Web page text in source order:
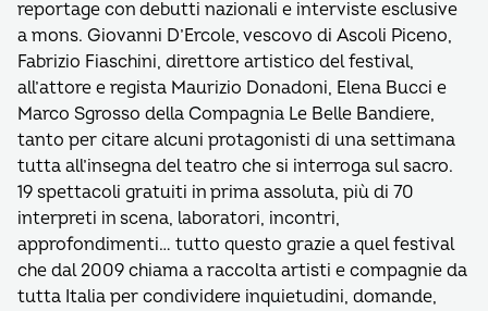
reportage con debutti nazionali e interviste esclusive
a mons. Giovanni D’Ercole, vescovo di Ascoli Piceno,
Fabrizio Fiaschini, direttore artistico del festival,
all’attore e regista Maurizio Donadoni, Elena Bucci e
Marco Sgrosso della Compagnia Le Belle Bandiere,
tanto per citare alcuni protagonisti di una settimana
tutta all’insegna del teatro che si interroga sul sacro.
19 spettacoli gratuiti in prima assoluta, più di 70
interpreti in scena, laboratori, incontri,
approfondimenti… tutto questo grazie a quel festival
che dal 2009 chiama a raccolta artisti e compagnie da
tutta Italia per condividere inquietudini, domande,